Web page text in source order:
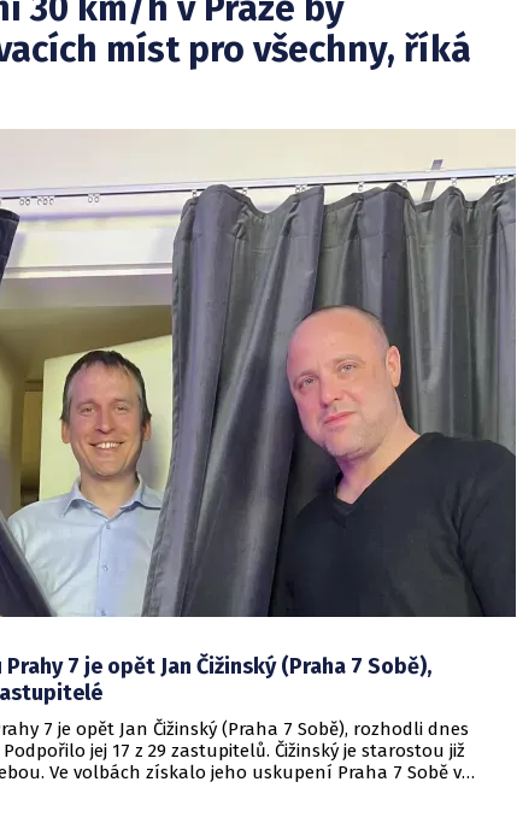
míst pro všechny, říká
7 je opět Jan Čižinský (Praha 7 Sobě),
7 je opět Jan Čižinský (Praha 7 Sobě), rozhodli dnes
jej 17 z 29 zastupitelů. Čižinský je starostou již
Ve volbách získalo jeho uskupení Praha 7 Sobě v